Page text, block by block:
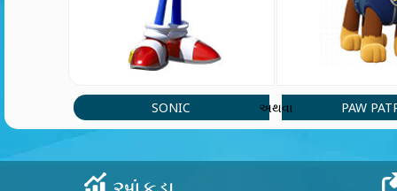
SONIC અથવા PAW